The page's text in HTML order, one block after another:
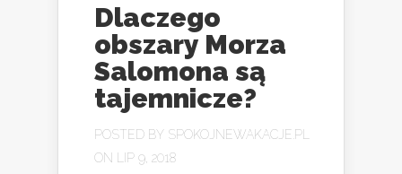
Dlaczego
obszary Morza
Salomona są
tajemnicze?
POSTED BY SPOKOJNEWAKACJE.PL
ON LIP 9, 2018